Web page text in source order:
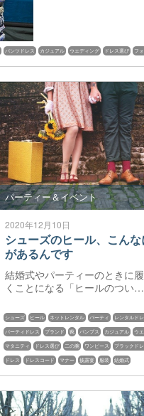
パンツドレス カジュアル ウエディング ドレス選び フ
パーティー＆イベント
2020年12月10日
シューズのヒール、こん
があるんです
結婚式やパーティーのときに
くことになる「ヒールのつい…
シューズ ヒール ネットレンタル パーティ レンタルドレ
パーティドレス ブランド 靴 パンプス カジュアル ウ
マタニティ ドレス選び 二の腕 ワンピース ブラックドレ
ドレス ドレスコード マナー 披露宴 服装 結婚式